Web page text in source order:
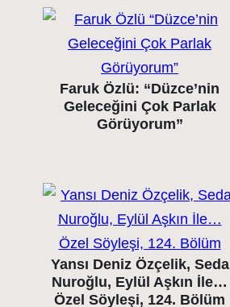
Faruk Özlü: “Düzce’nin
Geleceğini Çok Parlak
Görüyorum”
Yansı Deniz Özçelik, Seda
Nuroğlu, Eylül Aşkın İle…
Özel Söyleşi, 124. Bölüm